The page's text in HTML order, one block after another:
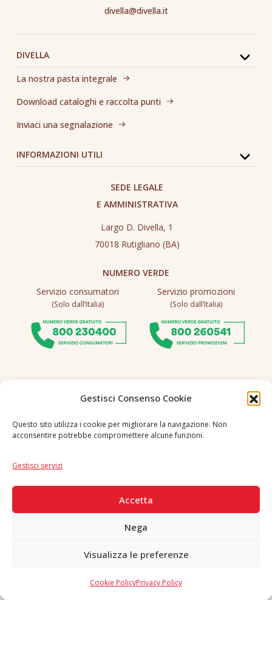
Gestisci Consenso Cookie
Questo sito utilizza i cookie per migliorare la navigazione. Non
acconsentire potrebbe compromettere alcune funzioni.
Gestisci servizi
Accetta
Nega
Visualizza le preferenze
Cookie PolicyPrivacy Policy
DIVELLA
La nostra pasta integrale
Download cataloghi e raccolta punti
Inviaci una segnalazione
INFORMAZIONI UTILI
divella@divella.it
SEDE LEGALE
E AMMINISTRATIVA
Largo D. Divella, 1
70018 Rutigliano (BA)
NUMERO VERDE
Servizio consumatori
(Solo dall’Italia)
Servizio promozioni
(Solo dall’Italia)
Seguici
Copyright © 2026 F. Divella S.p.A. - P.IVA 00257660720 - REA: 35658